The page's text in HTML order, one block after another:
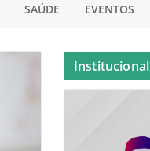
SAÚDE EVENTOS
Institucional